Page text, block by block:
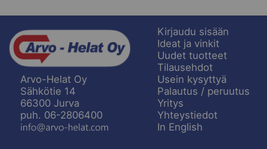
Arvo-Helat Oy
Sähkötie 14
66300 Jurva
puh. 06-2806400
Kirjaudu sisään
Ideat ja vinkit
Uudet tuotteet
Tilausehdot
Usein kysyttyä
Palautus / peruutus
Yritys
Yhteystiedot
In English